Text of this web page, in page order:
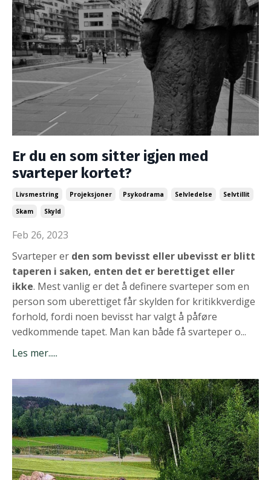
Er du en som sitter igjen med
svarteper kortet?
Livsmestring Projeksjoner Psykodrama Selvledelse
Selvtillit
Skam
Skyld
Feb 26, 2023
Svarteper er den som bevisst eller ubevisst er blitt
taperen i saken, enten det er berettiget eller
ikke. Mest vanlig er det å definere svarteper som en
person som uberettiget får skylden for kritikkverdige
forhold, fordi noen bevisst har valgt å påføre
vedkommende tapet. Man kan både få svarteper o...
Les mer.....